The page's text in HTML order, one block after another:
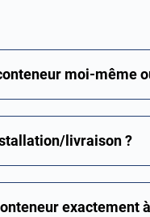
moi-même
livraison ?
exactement